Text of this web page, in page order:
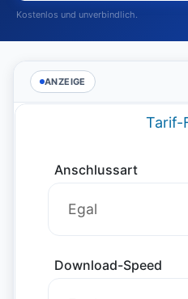
Kostenlos und unverbindlich.
ANZEIGE